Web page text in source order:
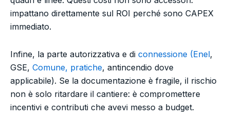
impattano direttamente sul ROI perché sono CAPEX
immediato.
Infine, la parte autorizzativa e di connessione (Enel,
GSE, Comune, pratiche, antincendio dove
applicabile). Se la documentazione è fragile, il rischio
non è solo ritardare il cantiere: è compromettere
incentivi e contributi che avevi messo a budget.